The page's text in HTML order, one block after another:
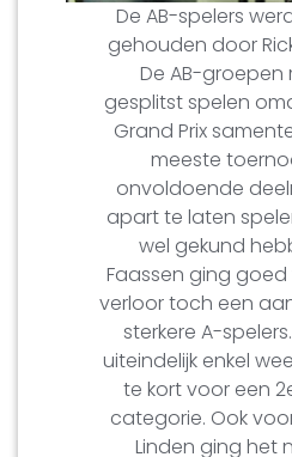
De AB-spelers
gehouden door
De AB-
gesplitst spelen
Grand Prix
meeste
onvoldoende
apart te laten
wel gekund
Faassen ging
verloor toch een
sterkere A-
uiteindelijk enkel
te kort voor een
categorie. Ook
Linden ging het